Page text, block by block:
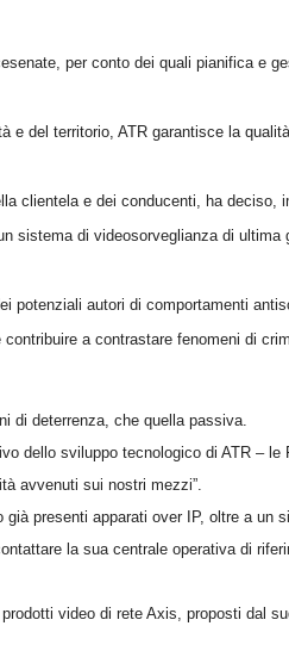
per conto dei quali pianifica e
e del territorio, ATR garantisce la
clientela e dei conducenti, ha deciso,
sistema di videosorveglianza di ultima
potenziali autori di comportamenti
a contrastare fenomeni di
di deterrenza, che quella passiva.
dello sviluppo tecnologico di ATR – le
avvenuti sui nostri mezzi”.
presenti apparati over IP, oltre a un
la sua centrale operativa di
video di rete Axis, proposti dal